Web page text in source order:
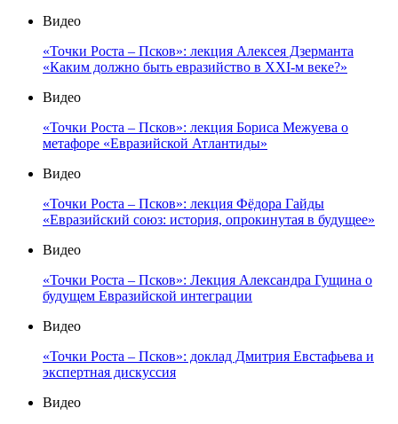
Видео
«Точки Роста – Псков»: лекция Алексея Дзерманта
«Каким должно быть евразийство в XXI-м веке?»
Видео
«Точки Роста – Псков»: лекция Бориса Межуева о
метафоре «Евразийской Атлантиды»
Видео
«Точки Роста – Псков»: лекция Фёдора Гайды
«Евразийский союз: история, опрокинутая в будущее»
Видео
«Точки Роста – Псков»: Лекция Александра Гущина о
будущем Евразийской интеграции
Видео
«Точки Роста – Псков»: доклад Дмитрия Евстафьева и
экспертная дискуссия
Видео